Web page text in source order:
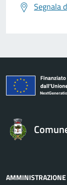
Segnala
AMMINISTRAZIONE